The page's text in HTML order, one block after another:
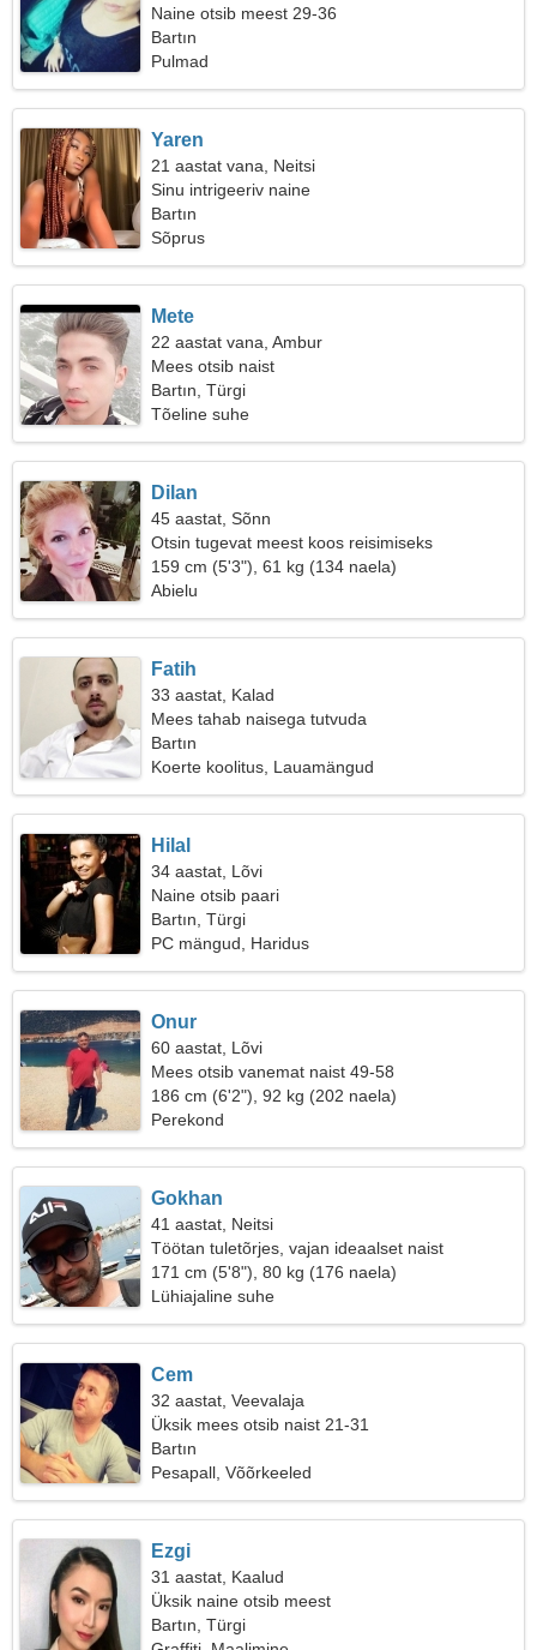
Naine otsib meest 29-36
Bartın
Pulmad
Yaren
21 aastat vana, Neitsi
Sinu intrigeeriv naine
Bartın
Sõprus
Mete
22 aastat vana, Ambur
Mees otsib naist
Bartın, Türgi
Tõeline suhe
Dilan
45 aastat, Sõnn
Otsin tugevat meest koos reisimiseks
159 cm (5'3"), 61 kg (134 naela)
Abielu
Fatih
33 aastat, Kalad
Mees tahab naisega tutvuda
Bartın
Koerte koolitus, Lauamängud
Hilal
34 aastat, Lõvi
Naine otsib paari
Bartın, Türgi
PC mängud, Haridus
Onur
60 aastat, Lõvi
Mees otsib vanemat naist 49-58
186 cm (6'2"), 92 kg (202 naela)
Perekond
Gokhan
41 aastat, Neitsi
Töötan tuletõrjes, vajan ideaalset naist
171 cm (5'8"), 80 kg (176 naela)
Lühiajaline suhe
Cem
32 aastat, Veevalaja
Üksik mees otsib naist 21-31
Bartın
Pesapall, Võõrkeeled
Ezgi
31 aastat, Kaalud
Üksik naine otsib meest
Bartın, Türgi